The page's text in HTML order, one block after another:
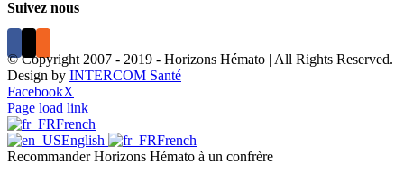
Suivez nous
© Copyright 2007 - 2019 - Horizons Hémato | All Rights Reserved.
Design by INTERCOM Santé
FacebookX
Page load link
French
English
French
Recommander Horizons Hémato à un confrère